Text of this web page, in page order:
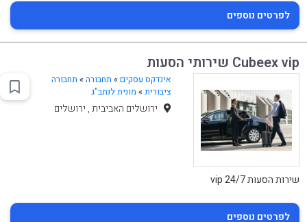
לפרטים נוספים
Cubeex vip שירותי הסעות
אינדקס עסקים » תחבורה» תחבורה
ציבורית» מונית לנתב"ג
ירושלים האביבית , ירושלים
שירות הסעות vip 24/7
לפרטים נוספים